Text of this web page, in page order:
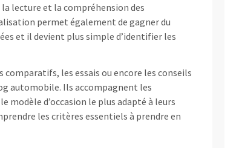
lecture et la compréhension des
permet également de gagner du
et il devient plus simple d’identifier les
comparatifs, les essais ou encore les conseils
automobile. Ils accompagnent les
modèle d’occasion le plus adapté à leurs
les critères essentiels à prendre en